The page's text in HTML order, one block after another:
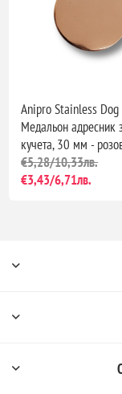
Anipro Stainless Dog
Медальон адресник
кучета, 30 мм -
€5,28/10,33лв.
€3,43/6,71лв.